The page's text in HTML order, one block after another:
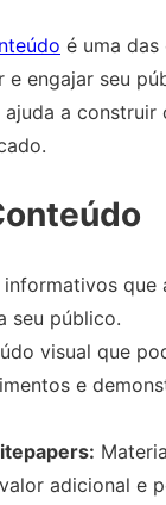
é uma
e engajar seu
a construir
que
seu público.
visual que
e
adicional e